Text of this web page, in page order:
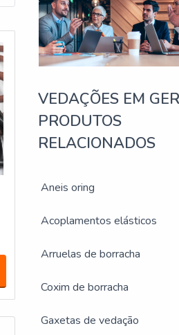
VEDAÇÕES EM
PRODUTOS
RELACIONADOS
Aneis oring
Acoplamentos elásticos
Arruelas de borracha
Coxim de borracha
Gaxetas de vedação